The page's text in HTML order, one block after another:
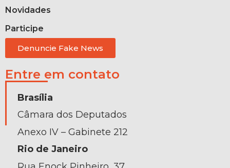
Novidades
Participe
Denuncie Fake News
Entre em contato
Brasília
Câmara dos Deputados
Anexo IV – Gabinete 212
Rio de Janeiro